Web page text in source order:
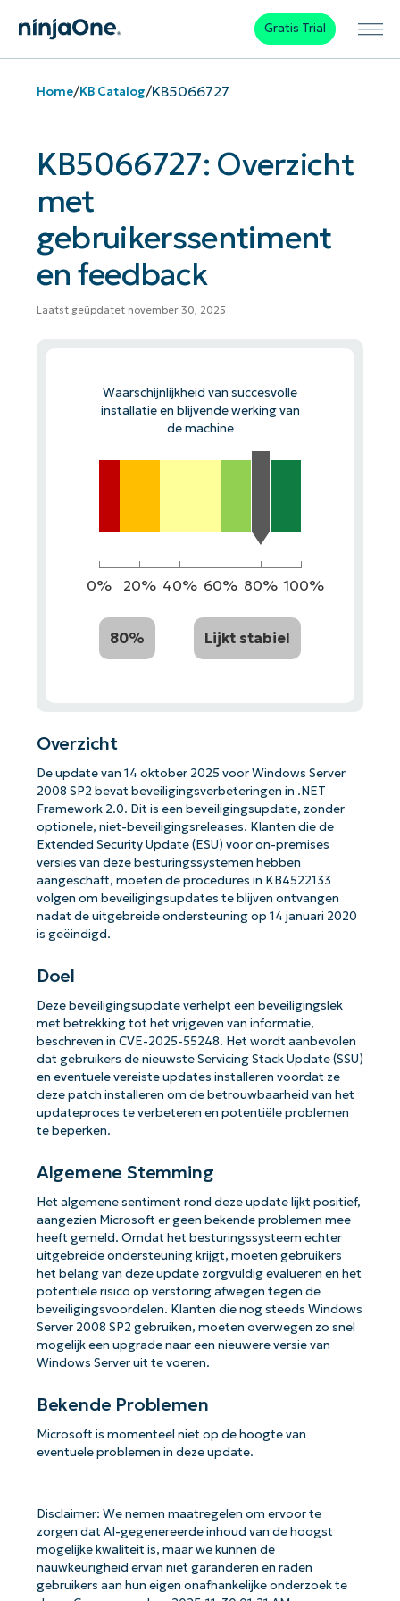
Gratis Trial
Home/KB Catalog/KB5066727
KB5066727: Overzicht
met
gebruikerssentiment
en feedback
Laatst geüpdatet november 30, 2025
Waarschijnlijkheid van succesvolle
installatie en blijvende werking van
de machine
0% 20% 40% 60% 80% 100%
80% Lijkt stabiel
Overzicht
De update van 14 oktober 2025 voor Windows Server
2008 SP2 bevat beveiligingsverbeteringen in .NET
Framework 2.0. Dit is een beveiligingsupdate, zonder
optionele, niet-beveiligingsreleases. Klanten die de
Extended Security Update (ESU) voor on-premises
versies van deze besturingssystemen hebben
aangeschaft, moeten de procedures in KB4522133
volgen om beveiligingsupdates te blijven ontvangen
nadat de uitgebreide ondersteuning op 14 januari 2020
is geëindigd.
Doel
Deze beveiligingsupdate verhelpt een beveiligingslek
met betrekking tot het vrijgeven van informatie,
beschreven in CVE-2025-55248. Het wordt aanbevolen
dat gebruikers de nieuwste Servicing Stack Update (SSU)
en eventuele vereiste updates installeren voordat ze
deze patch installeren om de betrouwbaarheid van het
updateproces te verbeteren en potentiële problemen
te beperken.
Algemene Stemming
Het algemene sentiment rond deze update lijkt positief,
aangezien Microsoft er geen bekende problemen mee
heeft gemeld. Omdat het besturingssysteem echter
uitgebreide ondersteuning krijgt, moeten gebruikers
het belang van deze update zorgvuldig evalueren en het
potentiële risico op verstoring afwegen tegen de
beveiligingsvoordelen. Klanten die nog steeds Windows
Server 2008 SP2 gebruiken, moeten overwegen zo snel
mogelijk een upgrade naar een nieuwere versie van
Windows Server uit te voeren.
Bekende Problemen
Microsoft is momenteel niet op de hoogte van
eventuele problemen in deze update.
Disclaimer: We nemen maatregelen om ervoor te
zorgen dat AI-gegenereerde inhoud van de hoogst
mogelijke kwaliteit is, maar we kunnen de
nauwkeurigheid ervan niet garanderen en raden
gebruikers aan hun eigen onafhankelijke onderzoek te